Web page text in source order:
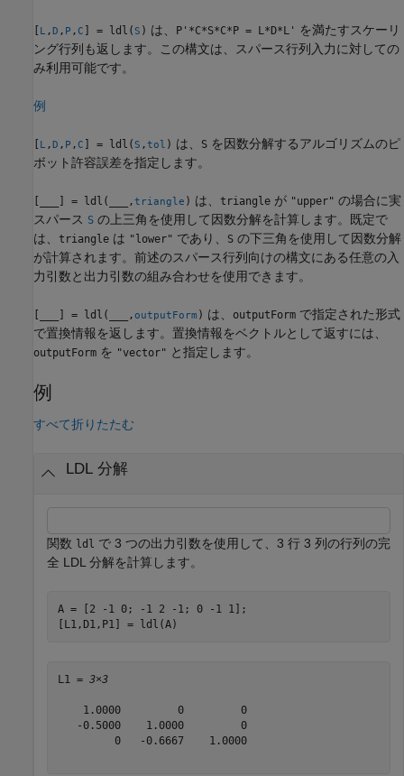
[ L ,D , P , C ] = ldl( S ) は、 P'*C*S*C*P = L*D*L'
を満たすスケーリ
ング行列も返します。この構文は、スパース行列入力に対しての
み利用可能です。
例
[ L ,D , P , C ] = ldl( S ,tol ) は、 S を因数分解するアルゴリズムのピ
ボット許容誤差を指定します。
[ ] = ldl( ,triangle ) は、 triangle が "upper" の場合に実
スパース S の上三角を使用して因数分解を計算します。既定で
は、 triangle は "lower" であり、 S の下三角を使用して因数分解
が計算されます。前述のスパース行列向けの構文にある任意の入
力引数と出力引数の組み合わせを使用できます。
[ ] = ldl( ,outputForm ) は、 outputForm で指定された形式
で置換情報を返します。置換情報をベクトルとして返すには、
outputForm を "vector" と指定します。
例
すべて折りたたむ
LDL 分解
関数 ldl で 3 つの出力引数を使用して、3 行 3 列の行列の完
全 LDL 分解を計算します。
A = [2 -1 0; -1 2 -1; 0 -1 1];
[L1,D1,P1] = ldl(A)
L1 = 3×3
    1.0000         0         0
   -0.5000    1.0000         0
         0   -0.6667    1.0000